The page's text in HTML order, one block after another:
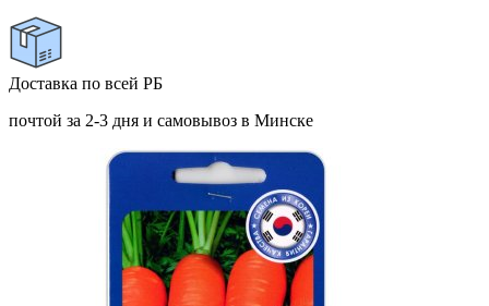
Доставка по всей РБ
почтой за 2-3 дня и самовывоз в Минске